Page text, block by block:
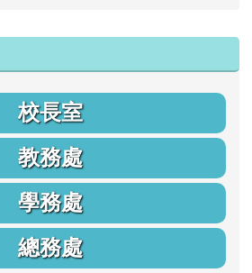
校長室
教務處
學務處
總務處